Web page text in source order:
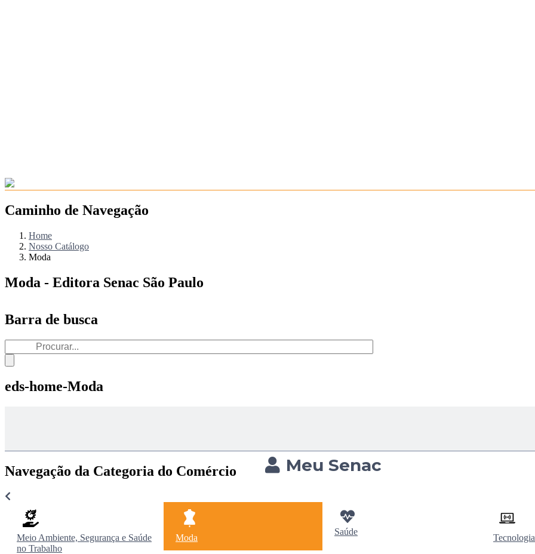
Meu Senac
Caminho de Navegação
Home
Nosso Catálogo
Moda
Moda - Editora Senac São Paulo
Barra de busca
eds-home-Moda
Navegação da Categoria do Comércio
Meio Ambiente, Segurança e Saúde
no Trabalho
Moda
Saúde